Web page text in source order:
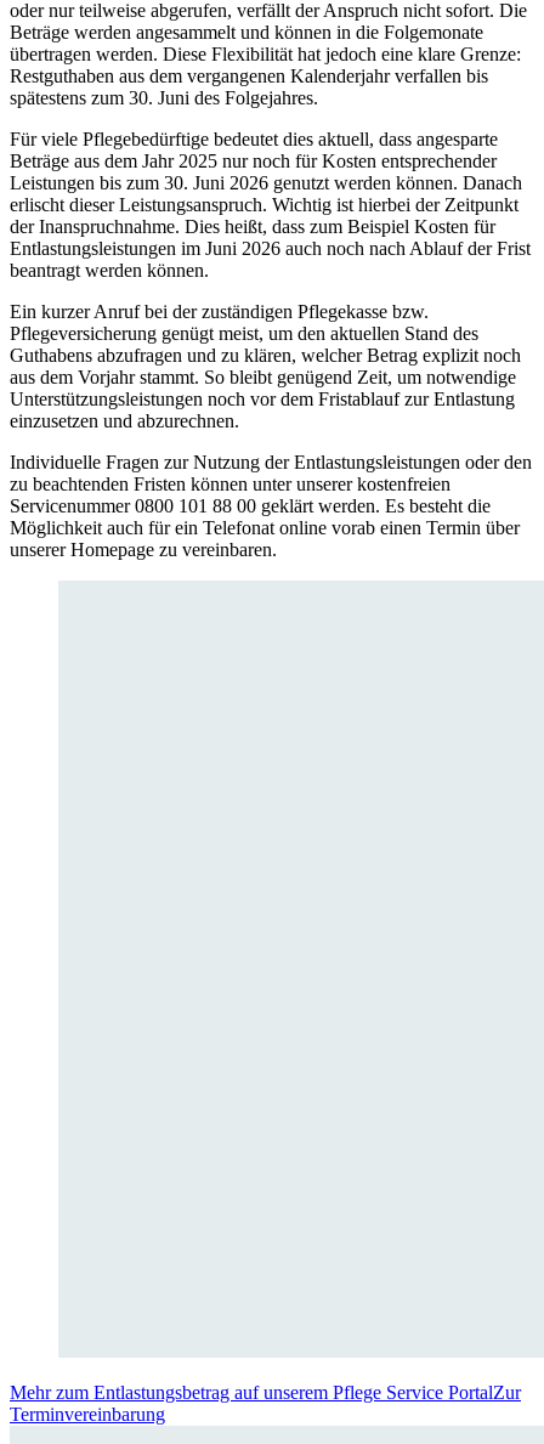
oder nur teilweise abgerufen, verfällt der Anspruch nicht sofort. Die
Beträge werden angesammelt und können in die Folgemonate
übertragen werden. Diese Flexibilität hat jedoch eine klare Grenze:
Restguthaben aus dem vergangenen Kalenderjahr verfallen bis
spätestens zum 30. Juni des Folgejahres.
Für viele Pflegebedürftige bedeutet dies aktuell, dass angesparte
Beträge aus dem Jahr 2025 nur noch für Kosten entsprechender
Leistungen bis zum 30. Juni 2026 genutzt werden können. Danach
erlischt dieser Leistungsanspruch. Wichtig ist hierbei der Zeitpunkt
der Inanspruchnahme. Dies heißt, dass zum Beispiel Kosten für
Entlastungsleistungen im Juni 2026 auch noch nach Ablauf der Frist
beantragt werden können.
Ein kurzer Anruf bei der zuständigen Pflegekasse bzw.
Pflegeversicherung genügt meist, um den aktuellen Stand des
Guthabens abzufragen und zu klären, welcher Betrag explizit noch
aus dem Vorjahr stammt. So bleibt genügend Zeit, um notwendige
Unterstützungsleistungen noch vor dem Fristablauf zur Entlastung
einzusetzen und abzurechnen.
Individuelle Fragen zur Nutzung der Entlastungsleistungen oder den
zu beachtenden Fristen können unter unserer kostenfreien
Servicenummer 0800 101 88 00 geklärt werden. Es besteht die
Möglichkeit auch für ein Telefonat online vorab einen Termin über
unserer Homepage zu vereinbaren.
Mehr zum Entlastungsbetrag auf unserem Pflege Service PortalZur
Terminvereinbarung